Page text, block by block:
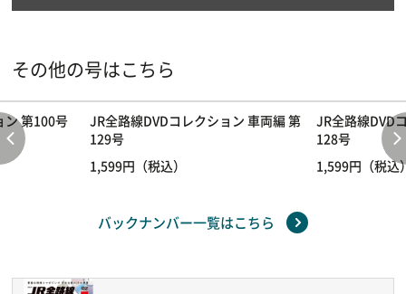
その他の号はこちら
ン 第100号
JR全路線DVDコレクション 車両編 第
129号
1,599円（税込）
JR全路線DVD
128号
1,599円（税込
バックナンバー一覧はこちら